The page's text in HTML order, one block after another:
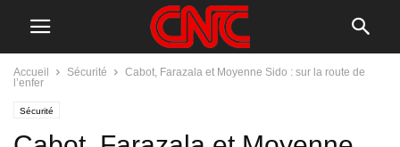
Accueil Sécurité
Cabot, Farazala et Moyenne Sido : sur la route de
l’enfer
Sécurité